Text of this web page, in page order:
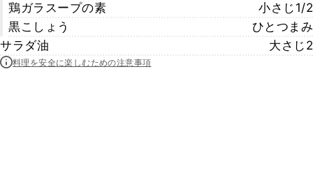
鶏ガラスープの素
小さじ1/2
黒こしょう
ひとつまみ
サラダ油
大さじ2
料理を安全に楽しむための注意事項